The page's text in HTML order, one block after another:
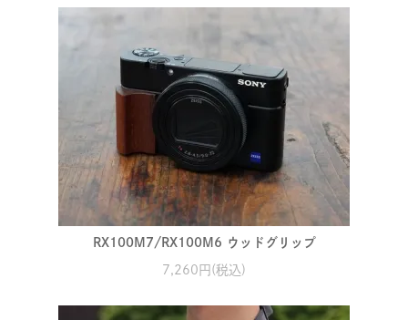
RX100M7/RX100M6 ウッドグリップ
7,260円(税込)